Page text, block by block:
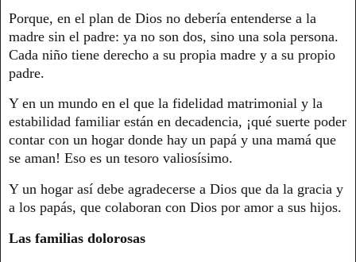
Porque, en el plan de Dios no debería entenderse a la
madre sin el padre: ya no son dos, sino una sola persona.
Cada niño tiene derecho a su propia madre y a su propio
padre.
Y en un mundo en el que la fidelidad matrimonial y la
estabilidad familiar están en decadencia, ¡qué suerte poder
contar con un hogar donde hay un papá y una mamá que
se aman! Eso es un tesoro valiosísimo.
Y un hogar así debe agradecerse a Dios que da la gracia y
a los papás, que colaboran con Dios por amor a sus hijos.
Las familias dolorosas